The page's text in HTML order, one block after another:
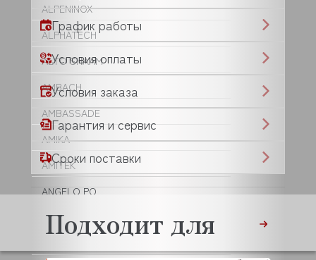
ALPENINOX
ALPHATECH
ALTO SHAAM
AMBACH
AMBASSADE
AMIKA
AMITEK
ANGELO PO
ANIMO
График работы
Условия оплаты
Условия заказа
Гарантия и сервис
Сроки поставки
Подходит для